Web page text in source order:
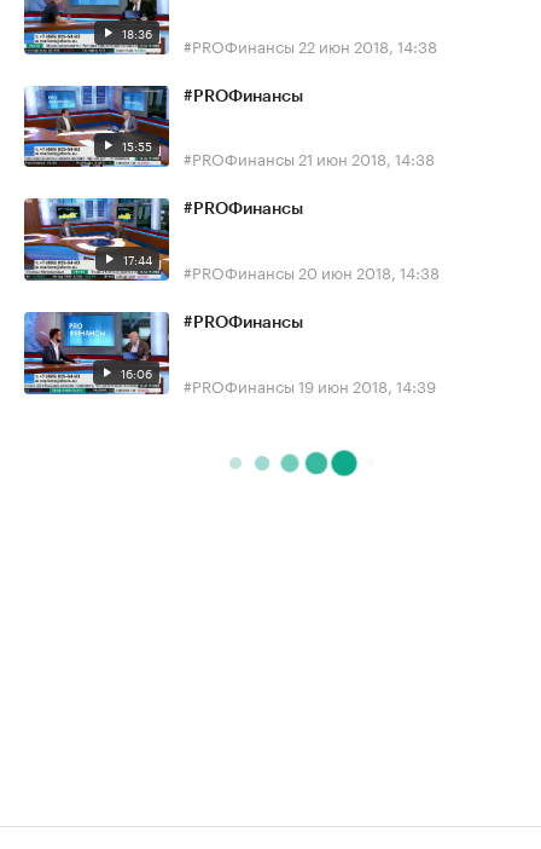
18:36 #PROФинансы 22 июн 2018, 14:38
15:55
#PROФинансы
#PROФинансы 21 июн 2018, 14:38
17:44
#PROФинансы
#PROФинансы 20 июн 2018, 14:38
16:06
#PROФинансы
#PROФинансы 19 июн 2018, 14:39